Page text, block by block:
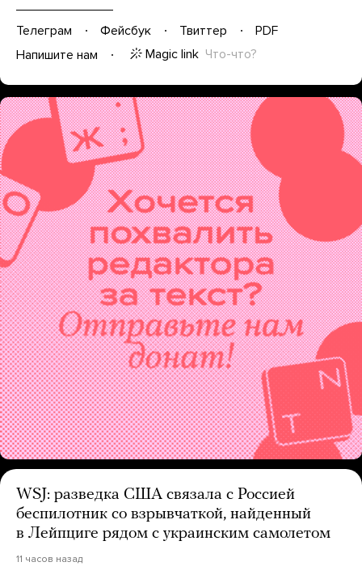
Телеграм Фейсбук Твиттер
PDF
Напишите нам
Magic link Что-что?
WSJ: разведка США связала с Россией
беспилотник со взрывчаткой, найденный
в Лейпциге рядом с украинским самолетом
11 часов назад